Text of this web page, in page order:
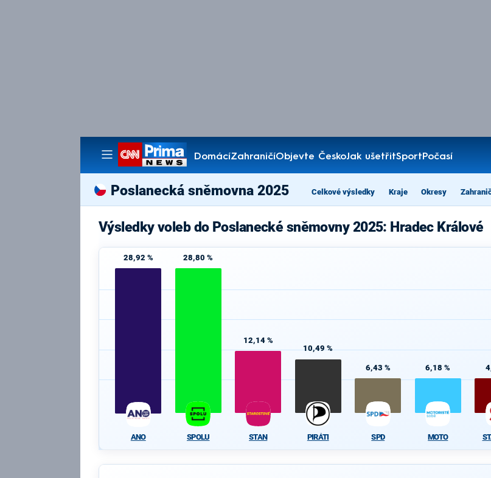
DomácíZahraničíObjevte ČeskoJak ušetřitSportPočasí
Pořady
Poslanecká sněmovna 2025 Celkové výsledky Kraje Okresy
Výsledky voleb do Poslanecké sněmovny 2025: Hradec Králové
28,92 %
ANO
28,80 %
SPOLU
12,14 %
STAN
10,49 %
PIRÁTI
6,43 %
SPD
6,18 %
MOTO